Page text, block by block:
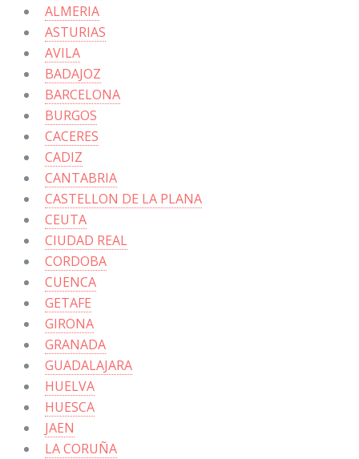
ALMERIA
ASTURIAS
AVILA
BADAJOZ
BARCELONA
BURGOS
CACERES
CADIZ
CANTABRIA
CASTELLON DE LA PLANA
CEUTA
CIUDAD REAL
CORDOBA
CUENCA
GETAFE
GIRONA
GRANADA
GUADALAJARA
HUELVA
HUESCA
JAEN
LA CORUÑA